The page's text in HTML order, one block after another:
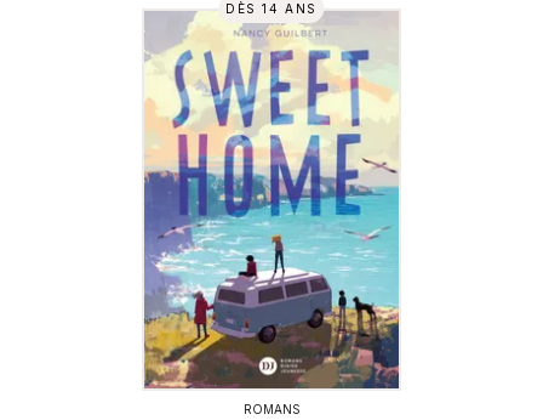
DÈS 14 ANS
ROMANS